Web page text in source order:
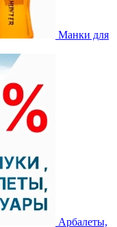
Манки для
Арбалеты,